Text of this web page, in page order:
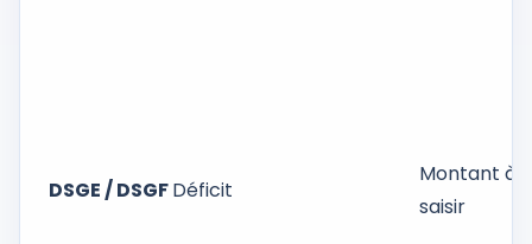
DSGE / DSGFDéficit
Montant à
saisir